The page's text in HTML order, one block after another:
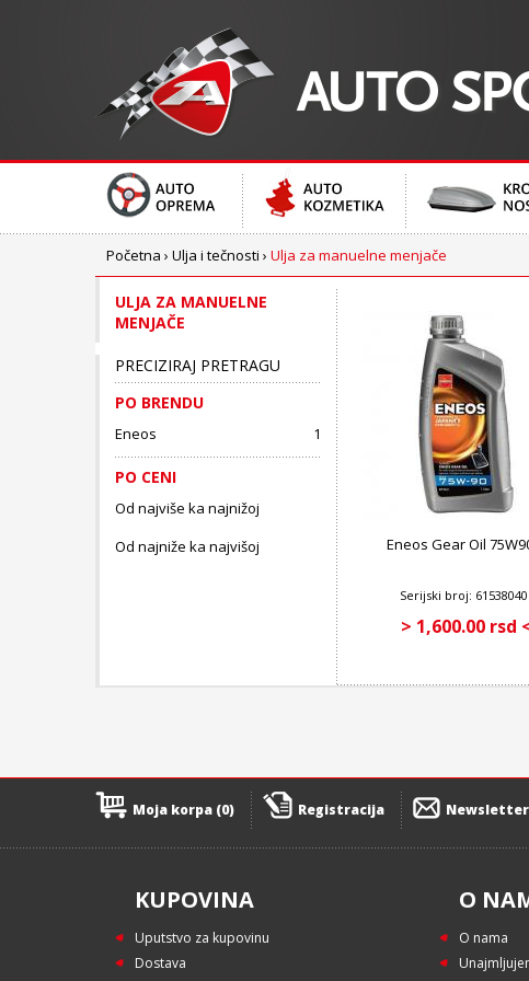
Početna › Ulja i tečnosti › Ulja za manuelne menjače
ULJA ZA MANUELNE
MENJAČE
PRECIZIRAJ PRETRAGU
PO BRENDU
Eneos 1
PO CENI
Od najviše ka najnižoj
Od najniže ka najvišoj
Eneos Gear Oil
Serijski broj:
> 1,600.00 rsd
Moja korpa (0) Registracija Newsletter
KUPOVINA
Uputstvo za kupovinu
Dostava
O
O nama